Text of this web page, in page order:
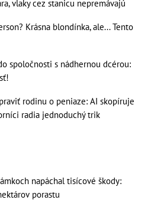
vlaky cez stanicu nepremávajú
Krásna blondínka, ale... Tento
spoločnosti s nádhernou dcérou:
rodinu o peniaze: AI skopíruje
radia jednoduchý trik
napáchal tisícové škody:
porastu